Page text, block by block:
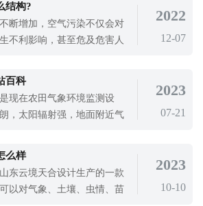
发展，是我们目前关注的问
象站能用在哪些方面？TH-
采用了防腐、防爆、防水
结构?
断增加，空气污染不仅会对
不利影响，甚至危及危害人
爆炸等。对空气中污染物质
仪器，比如超声波气象站来
气象站是一款可以对
2022
12-07
百科
现在农田气象环境监测设
，太阳辐射强，地面附近气
冬麦主产区正处于夏季收获
正处于早稻收获和晚稻插入
造成的危害更大，
2023
07-21
么样
东云境天合设计生产的一款
以对气象、土壤、虫情、苗
2023
10-10